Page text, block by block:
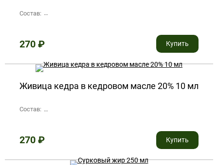
Состав: живица кедра очищенная 5%, эфирное кедровое масло
270 ₽ Купить
Живица кедра в кедровом масле 20% 10 мл
Состав: живица кедра очищенная 20%, эфирное кедровое масло
270 ₽ Купить